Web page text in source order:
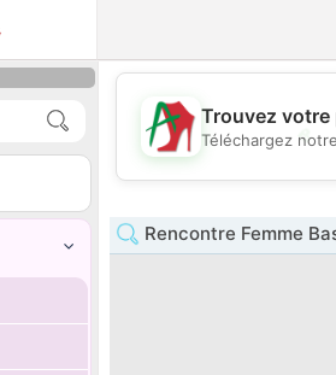
💖
Trouvez votre
Téléchargez
Rencontre Femme